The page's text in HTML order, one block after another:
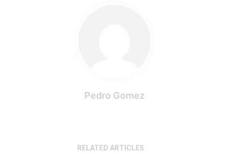
Pedro Gomez
RELATED ARTICLES